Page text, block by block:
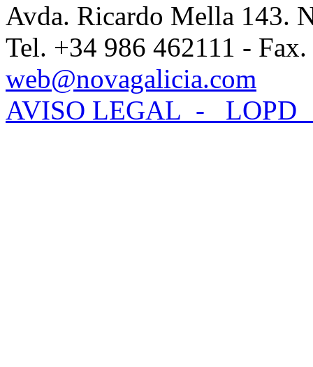
Avda. Ricardo Mella 143.
Tel. +34 986 462111 -
web@novagalicia.com
AVISO LEGAL -